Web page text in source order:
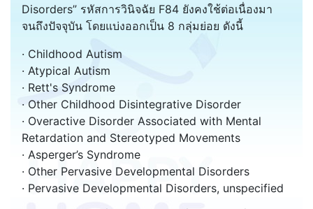
Disorders” รหัสการวินิจฉัย F84 ยังคงใช้ต่อเนื่องมา
จนถึงปัจจุบัน โดยแบ่งออกเป็น 8 กลุ่มย่อย ดังนี้
· Childhood Autism
· Atypical Autism
· Rett's Syndrome
· Other Childhood Disintegrative Disorder
· Overactive Disorder Associated with Mental
Retardation and Stereotyped Movements
· Asperger’s Syndrome
· Other Pervasive Developmental Disorders
· Pervasive Developmental Disorders, unspecified